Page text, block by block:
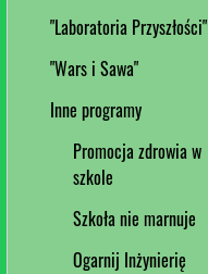
"Laboratoria Przyszłości"
"Wars i Sawa"
Inne programy
Promocja zdrowia w
szkole
Szkoła nie marnuje
Ogarnij Inżynierię